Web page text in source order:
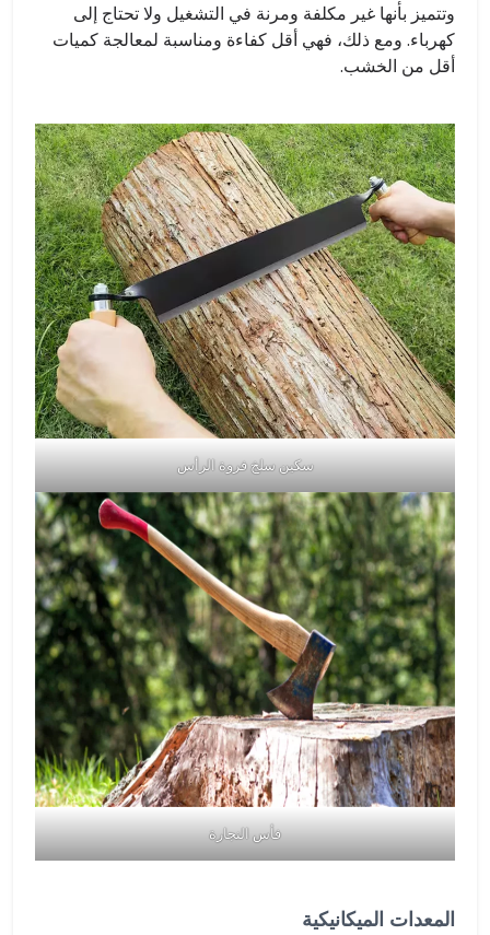
وتتميز بأنها غير مكلفة ومرنة في التشغيل ولا تحتاج إلى
كهرباء. ومع ذلك، فهي أقل كفاءة ومناسبة لمعالجة كميات
أقل من الخشب.
سكين سلخ فروة الرأس
فأس النجارة
المعدات الميكانيكية